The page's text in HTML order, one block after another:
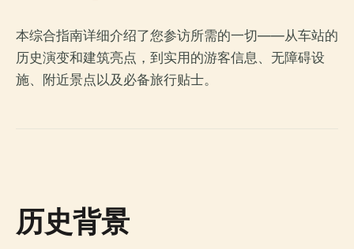
本综合指南详细介绍了您参访所需的一切——从车站的
历史演变和建筑亮点，到实用的游客信息、无障碍设
施、附近景点以及必备旅行贴士。
历史背景